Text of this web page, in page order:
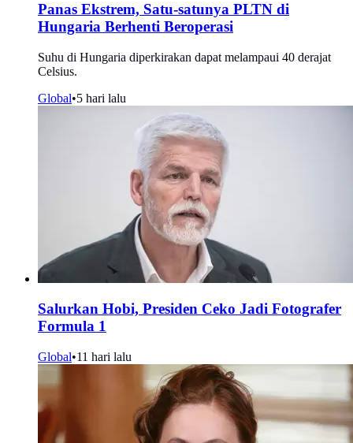
Panas Ekstrem, Satu-satunya PLTN di
Hungaria Berhenti Beroperasi
Suhu di Hungaria diperkirakan dapat melampaui 40 derajat
Celsius.
Global•5 hari lalu
Salurkan Hobi, Presiden Ceko Jadi Fotografer
Formula 1
Global•11 hari lalu